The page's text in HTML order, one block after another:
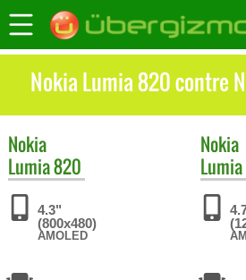
Nokia Lumia 820 contre
Nokia
Lumia 820
4.3"
(800x480)
AMOLED
Nokia